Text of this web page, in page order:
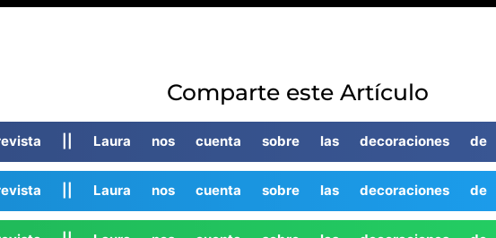
Comparte este Artículo
|| Laura nos cuenta sobre las decoraciones
|| Laura nos cuenta sobre las decoraciones